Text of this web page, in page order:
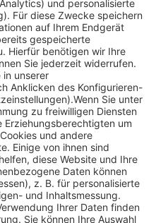
findet man im
die Paarbildung bei